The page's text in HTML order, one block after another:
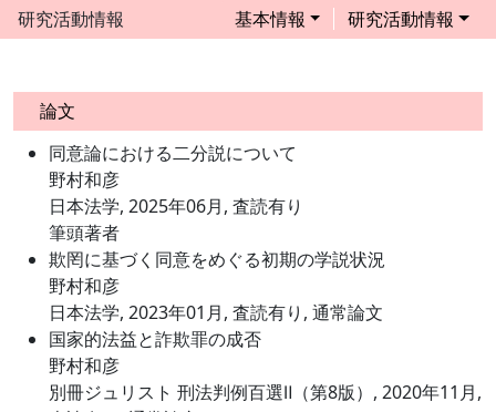
研究活動情報 基本情報 研究活動情報
論文
同意論における二分説について
野村和彦
日本法学, 2025年06月, 査読有り
筆頭著者
欺罔に基づく同意をめぐる初期の学説状況
野村和彦
日本法学, 2023年01月, 査読有り, 通常論文
国家的法益と詐欺罪の成否
野村和彦
別冊ジュリスト 刑法判例百選Ⅱ（第8版）, 2020年11月,